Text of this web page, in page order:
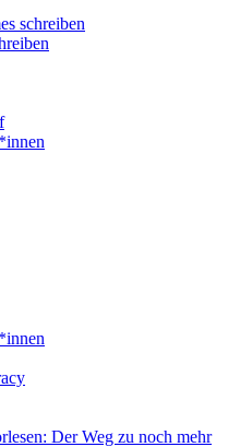
schreiben
Der Weg zu noch mehr